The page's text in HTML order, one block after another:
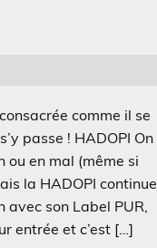
comme il se
passe ! HADOPI On
ou en mal (même si
la HADOPI continue
son Label PUR,
entrée et c’est […]